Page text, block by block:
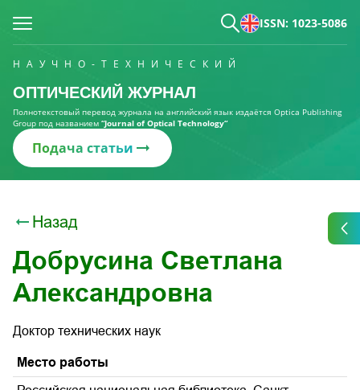
ISSN: 1023-5086
НАУЧНО-ТЕХНИЧЕСКИЙ
ОПТИЧЕСКИЙ ЖУРНАЛ
Полнотекстовый перевод журнала на английский язык издаётся Optica Publishing
Group под названием “Journal of Optical Technology“
Подача статьи
Назад
Добрусина Светлана
Александровна
Доктор технических наук
Место работы